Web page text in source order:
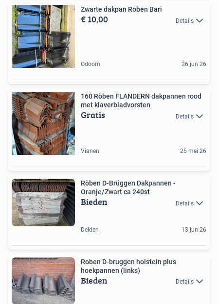
Zwarte dakpan Roben Bari
€ 10,00 Details
Odoorn 26 jun 26
160 Röben FLANDERN dakpannen rood
met klaverbladvorsten
Gratis Details
Vianen 25 mei 26
Röben D-Brüggen Dakpannen -
Oranje/Zwart ca 240st
Bieden Details
Delden 13 jun 26
Roben D-bruggen holstein plus
hoekpannen (links)
Bieden Details